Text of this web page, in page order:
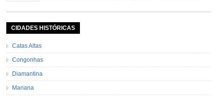
pele e sem sementes 1 pitada de noz moscada Salsa e cebolinha Pimenta
CIDADES HISTÓRICAS
Catas Altas
Congonhas
Diamantina
Mariana